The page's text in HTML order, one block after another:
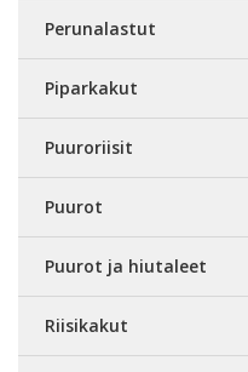
Perunalastut
Piparkakut
Puuroriisit
Puurot
Puurot ja hiutaleet
Riisikakut